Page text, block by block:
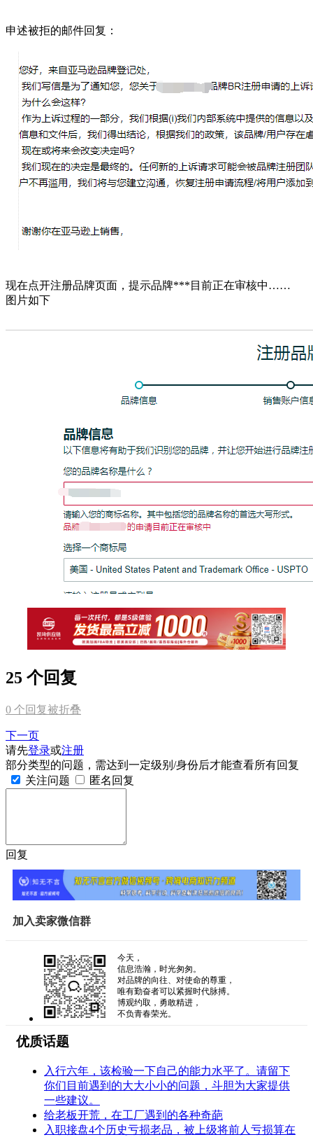
申述被拒的邮件回复：
现在点开注册品牌页面，提示品牌***目前正在审核中……
图片如下
25 个回复
0 个回复被折叠
下一页
请先登录或注册
部分类型的问题，需达到一定级别/身份后才能查看所有回复
关注问题
匿名回复
回复
加入卖家微信群
今天，
信息浩瀚，时光匆匆。
对品牌的向往、对使命的尊重，
唯有勤奋者可以紧握时代脉搏。
博观约取，勇敢精进，
不负青春荣光。
优质话题
入行六年，该检验一下自己的能力水平了。请留下
你们目前遇到的大大小小的问题，斗胆为大家提供
一些建议。
给老板开荒，在工厂遇到的各种奇葩
入职接盘4个历史亏损老品，被上级将前人亏损算在